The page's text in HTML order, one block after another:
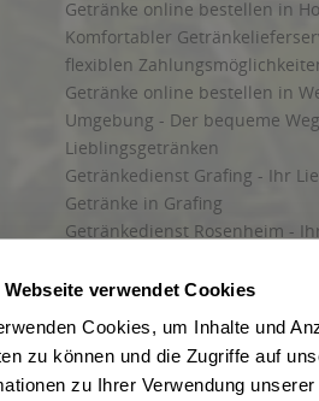
Webseite verwendet Cookies
Cookies, um Inhalte und
zu können und die Zugriffe auf
zu Ihrer Verwendung
Getränke online bestellen in
Komfortabler
flexiblen
Getränke online bestellen in
Umgebung - Der bequeme
Lieblingsgetränken
Getränkedienst Grafing - Ihr
Getränke in Grafing
Getränkedienst Rosenheim -
und Umgebung
Liefergebiet
Lieferservice für Getränke